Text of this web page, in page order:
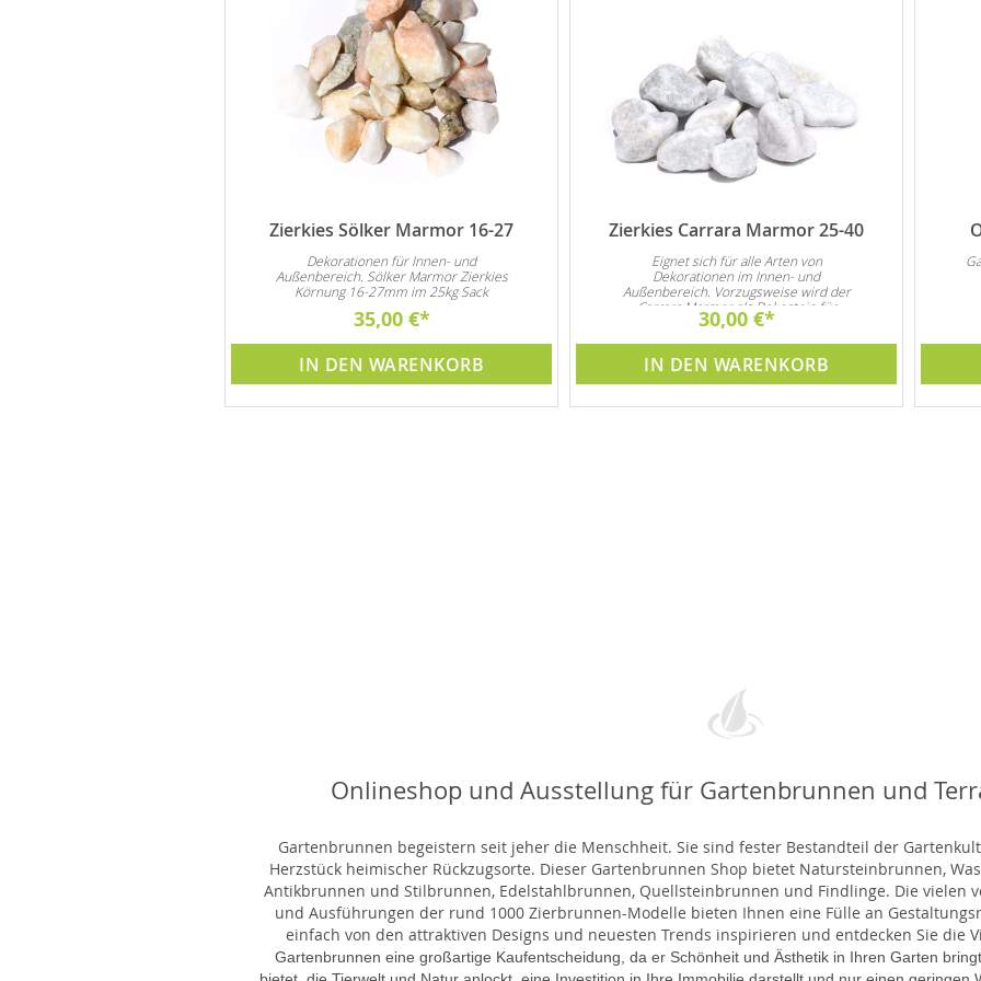
Zierkies Sölker Marmor 16-27
Dekorationen für Innen- und
Außenbereich. Sölker Marmor Zierkies
Körnung 16-27mm im 25kg Sack
35,00 €
IN DEN WARENKORB
Zierkies Carrara Marmor 25-40
Eignet sich für alle Arten von
Dekorationen im Innen- und
Außenbereich. Vorzugsweise wird der
Carrara Marmor als Dekostein für
Steingarten und natürlich auch als
30,00 €
IN DEN WARENKORB
Onlineshop und Ausstellung für Gartenbrunnen und
Gartenbrunnen begeistern seit jeher die Menschheit. Sie sind fester Bestandteil der
Herzstück heimischer Rückzugsorte. Dieser Gartenbrunnen Shop bietet Natursteinbrunnen,
Antikbrunnen und Stilbrunnen, Edelstahlbrunnen, Quellsteinbrunnen und Findlinge. Die vielen
und Ausführungen der rund 1000 Zierbrunnen-Modelle bieten Ihnen eine Fülle an
einfach von den attraktiven Designs und neuesten Trends inspirieren und entdecken Sie die
Gartenbrunnen eine großartige Kaufentscheidung, da er Schönheit und Ästhetik in Ihren Garten